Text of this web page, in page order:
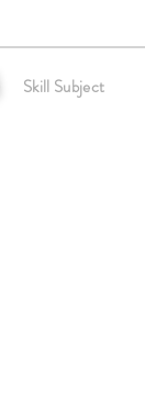
Skill Subject